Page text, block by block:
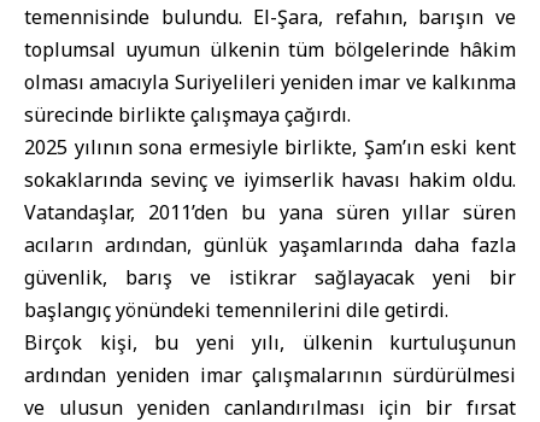
temennisinde bulundu. El-Şara, refahın, barışın ve
toplumsal uyumun ülkenin tüm bölgelerinde hâkim
olması amacıyla Suriyelileri yeniden imar ve kalkınma
sürecinde birlikte çalışmaya çağırdı.
2025 yılının sona ermesiyle birlikte, Şam’ın eski kent
sokaklarında sevinç ve iyimserlik havası hakim oldu.
Vatandaşlar, 2011’den bu yana süren yıllar süren
acıların ardından, günlük yaşamlarında daha fazla
güvenlik, barış ve istikrar sağlayacak yeni bir
başlangıç yönündeki temennilerini dile getirdi.
Birçok kişi, bu yeni yılı, ülkenin kurtuluşunun
ardından yeniden imar çalışmalarının sürdürülmesi
ve ulusun yeniden canlandırılması için bir fırsat